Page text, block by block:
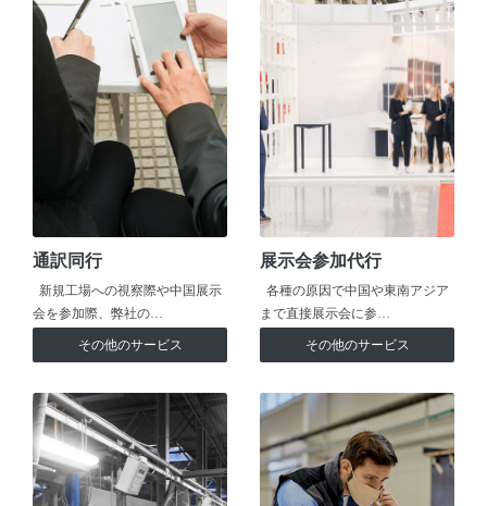
通訳同行
新規工場への視察際や中国展示
会を参加際、弊社の…
その他のサービス
展示会参加代行
各種の原因で中国や東南アジア
まで直接展示会に参…
その他のサービス